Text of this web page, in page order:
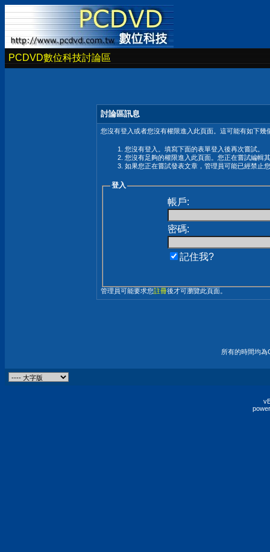
PCDVD數位科技討論區
討論區訊息
您沒有登入或者您沒有權限進入此頁面。這可能有如下幾
您沒有登入。填寫下面的表單登入後再次嘗試。
您沒有足夠的權限進入此頁面。您正在嘗試編輯
如果您正在嘗試發表文章，管理員可能已經禁止
登入
帳戶:
密碼:
記住我?
管理員可能要求您註冊後才可瀏覽此頁面。
所有的時間均為